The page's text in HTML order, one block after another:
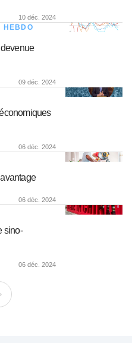
10 déc. 2024
HEBDO
09 déc. 2024
06 déc. 2024
06 déc. 2024
sino-
06 déc. 2024